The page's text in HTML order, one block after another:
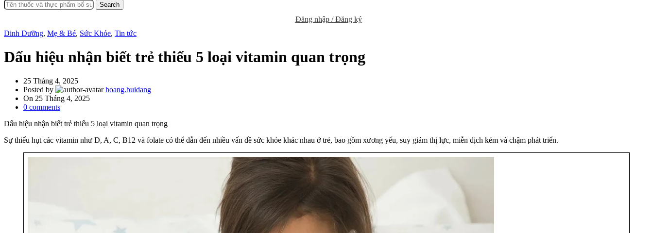
Search
Đăng nhập / Đăng ký
Dinh Dưỡng, Mẹ & Bé, Sức Khỏe, Tin tức
Dấu hiệu nhận biết trẻ thiếu 5 loại vitamin quan trọng
25 Tháng 4, 2025
Posted by
hoang.buidang
On 25 Tháng 4, 2025
0 comments
Dấu hiệu nhận biết trẻ thiếu 5 loại vitamin quan trọng
Sự thiếu hụt các vitamin như D, A, C, B12 và folate có thể dẫn đến nhiều vấn đề sức khỏe khác nhau ở trẻ, bao gồm xương yếu, suy giảm thị lực, miễn dịch kém và chậm phát triển.